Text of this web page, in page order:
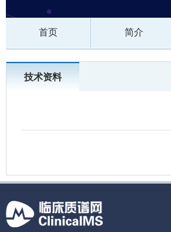
首页 简介
技术资料